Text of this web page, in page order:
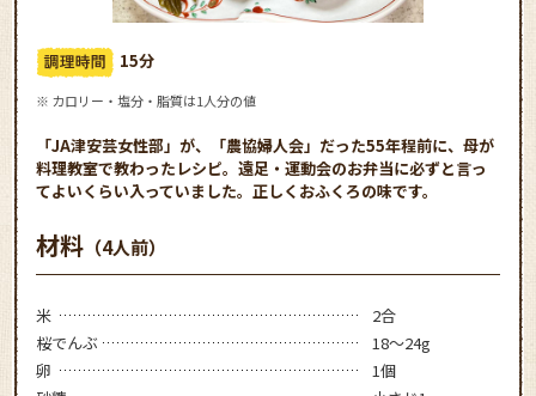
15分
※ カロリー・塩分・脂質は1人分の値
「JA津安芸女性部」が、「農協婦人会」だった55年程前に、母が
料理教室で教わったレシピ。遠足・運動会のお弁当に必ずと言っ
てよいくらい入っていました。正しくおふくろの味です。
材料 （4人前）
米
2合
桜でんぶ
18～24g
卵
1個